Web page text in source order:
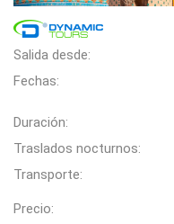
Salida desde:
Fechas:
Duración:
Traslados nocturnos:
Transporte:
Precio: